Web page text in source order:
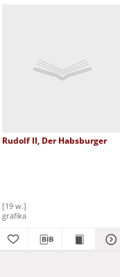
Rudolf II, Der Habsburger
[19 w.]
grafika